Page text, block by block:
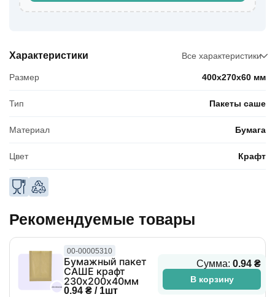
Характеристики Все характеристики
Размер 400x270x60 мм
Тип Пакеты саше
Материал Бумага
Цвет Крафт
Рекомендуемые товары
00-00005310
Бумажный пакет
САШЕ крафт
230х200х40мм
0.94 ₴ / 1шт
Сумма: 0.94 ₴
В корзину